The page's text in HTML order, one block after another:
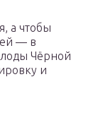
а чтобы
— в
Чёрной
и